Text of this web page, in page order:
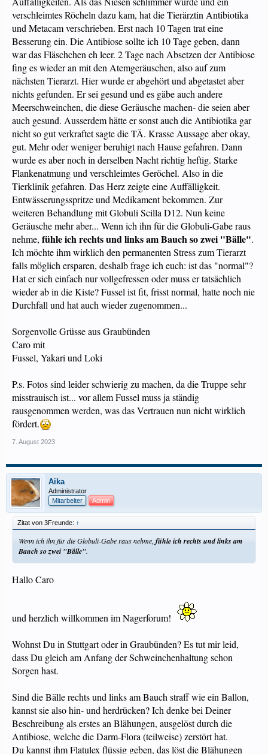
verschleimtes Röcheln dazu kam, hat die Tierärztin Antibiotika
und Metacam verschrieben. Erst nach 10 Tagen trat eine
Besserung ein. Die Antibiose sollte ich 10 Tage geben, dann
war das Fläschchen eh leer. 2 Tage nach Absetzen der Antibiose
fing es wieder an mit den Atemgeräuschen, also auf zum
nächsten Tierarzt. Hier wurde er abgehört und abgetastet aber
nichts gefunden. Er sei gesund und es gäbe auch andere
Meerschweinchen, die diese Geräusche machen- die seien aber
auch gesund. Ausserdem hätte er sonst auch die Antibiotika gar
nicht so gut verkraftet sagte die TÄ. Krasse Aussage aber okay,
gut. Mehr oder weniger beruhigt nach Hause gefahren. Dann
wurde es aber noch in derselben Nacht richtig heftig. Starke
Flankenatmung und verschleimtes Geröchel. Also in die
Tierklinik gefahren. Das Herz zeigte eine Auffälligkeit.
Entwässerungsspritze und Medikament bekommen. Zur
weiteren Behandlung mit Globuli Scilla D12. Nun keine
Geräusche mehr aber... Wenn ich ihn für die Globuli-Gabe raus
nehme, fühle ich rechts und links am Bauch so zwei "Bälle".
Ich möchte ihm wirklich den permanenten Stress zum Tierarzt
falls möglich ersparen, deshalb frage ich euch: ist das "normal"?
Hat er sich einfach nur vollgefressen oder muss er tatsächlich
wieder ab in die Kiste? Fussel ist fit, frisst normal, hatte noch nie
Durchfall und hat auch wieder zugenommen...
Sorgenvolle Grüsse aus Graubünden
Caro mit
Fussel, Yakari und Loki
P.s. Fotos sind leider schwierig zu machen, da die Truppe sehr
misstrauisch ist... vor allem Fussel muss ja ständig
rausgenommen werden, was das Vertrauen nun nicht wirklich
fördert.
7. August 2023
Aika
Administrator
Mitarbeiter
Admin
Zitat von 3Freunde: ↑
Wenn ich ihn für die Globuli-Gabe raus nehme, fühle ich rechts und links am
Bauch so zwei "Bälle".
Hallo Caro
und herzlich willkommen im Nagerforum!
Wohnst Du in Stuttgart oder in Graubünden? Es tut mir leid,
dass Du gleich am Anfang der Schweinchenhaltung schon
Sorgen hast.
Sind die Bälle rechts und links am Bauch straff wie ein Ballon,
kannst sie also hin- und herdrücken? Ich denke bei Deiner
Beschreibung als erstes an Blähungen, ausgelöst durch die
Antibiose, welche die Darm-Flora (teilweise) zerstört hat.
Du kannst ihm Flatulex flüssig geben, das löst die Blähungen